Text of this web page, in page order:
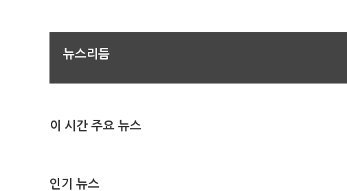
뉴스리듬
이 시간 주요 뉴스
인기 뉴스